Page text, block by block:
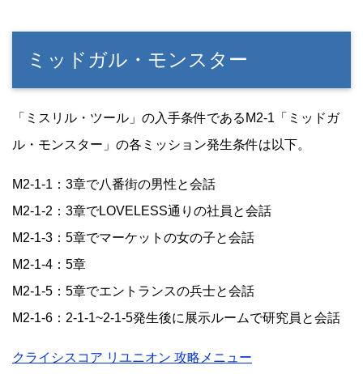
ミッドガル・モンスター
「ミスリル・ツール」の入手条件であるM2-1「ミッドガ
ル・モンスター」の各ミッション発生条件は以下。
M2-1-1：3章で八番街の男性と会話
M2-1-2：3章でLOVELESS通りの社員と会話
M2-1-3：5章でマーケットの女の子と会話
M2-1-4：5章
M2-1-5：5章でエントランスの兵士と会話
M2-1-6：2-1-1~2-1-5発生後に展示ルームで研究員と会話
クライシスコア リユニオン 攻略メニュー